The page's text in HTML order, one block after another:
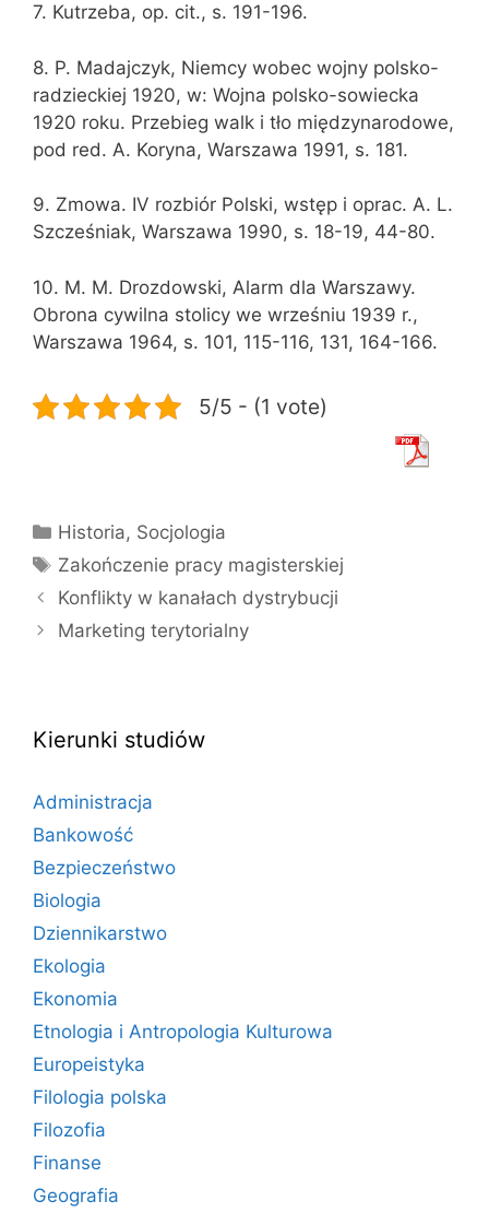
7. Kutrzeba, op. cit., s. 191-196.
8. P. Madajczyk, Niemcy wobec wojny polsko-
radzieckiej 1920, w: Wojna polsko-sowiecka
1920 roku. Przebieg walk i tło międzynarodowe,
pod red. A. Koryna, Warszawa 1991, s. 181.
9. Zmowa. IV rozbiór Polski, wstęp i oprac. A. L.
Szcześniak, Warszawa 1990, s. 18-19, 44-80.
10. M. M. Drozdowski, Alarm dla Warszawy.
Obrona cywilna stolicy we wrześniu 1939 r.,
Warszawa 1964, s. 101, 115-116, 131, 164-166.
5/5 - (1 vote)
Kategorie
Historia, Socjologia
Tagi
Zakończenie pracy magisterskiej
Konflikty w kanałach dystrybucji
Marketing terytorialny
Kierunki studiów
Administracja
Bankowość
Bezpieczeństwo
Biologia
Dziennikarstwo
Ekologia
Ekonomia
Etnologia i Antropologia Kulturowa
Europeistyka
Filologia polska
Filozofia
Finanse
Geografia